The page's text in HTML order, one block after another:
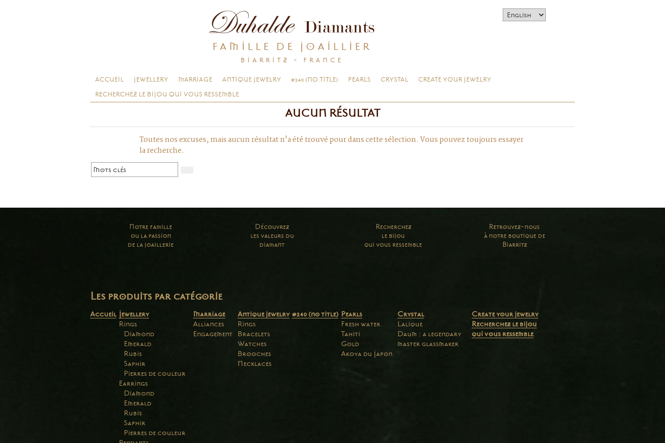
FAMILLE DE JOAILLIER
BIARRITZ - FRANCE
ACCUEIL JEWELLERY MARRIAGE ANTIQUE JEWELRY #240 (NO TITLE) PEARLS CRYSTAL CREATE YOUR JEWELRY
RECHERCHEZ LE BIJOU QUI VOUS RESSEMBLE
AUCUN RÉSULTAT
Toutes nos excuses, mais aucun résultat n'a été trouvé pour dans cette sélection. Vous pouvez toujours essayer
la recherche.
Notre famille
ou la passion
de la joaillerie
Découvrez
les valeurs du
diamant
Recherchez
le bijou
qui vous ressemble
Retrouvez-nous
à notre boutique de
Biarritz
Les produits par catégorie
Accueil Jewellery
Rings
Diamond
Emerald
Rubis
Saphir
Pierres de couleur
Earrings
Diamond
Emerald
Rubis
Saphir
Pierres de couleur
Marriage
Alliances
Engagement
Antique jewelry
Rings
Bracelets
Watches
Brooches
Necklaces
#240 (no title) Pearls
Fresh water
Tahiti
Gold
Akoya du Japon
Crystal
Lalique
Daum : a legendary
master glassmaker
Create your jewelry
Recherchez le bijou
qui vous ressemble